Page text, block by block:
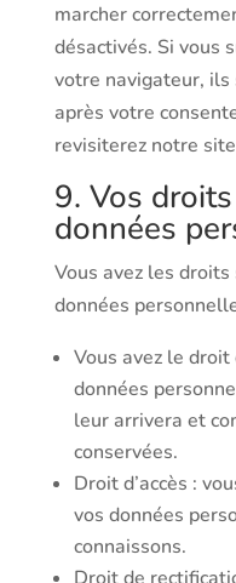
marcher
désactivés. Si vous
votre navigateur, ils
après votre
revisiterez notre
9. Vos
données
Vous avez les
données
Vous avez le
données
leur arrivera et
conservées.
Droit d’accès :
vos données
connaissons.